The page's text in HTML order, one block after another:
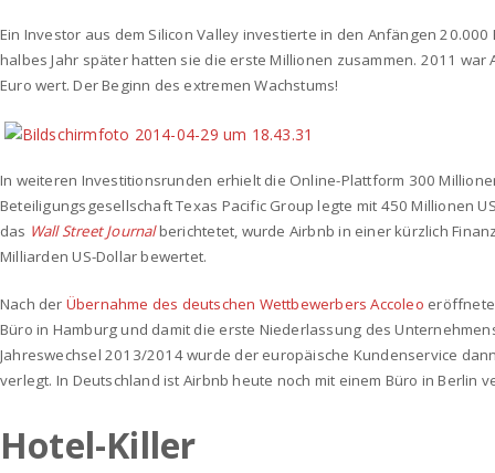
Ein Investor aus dem Silicon Valley investierte in den Anfängen 20.000
halbes Jahr später hatten sie die erste Millionen zusammen. 2011 war
Euro wert. Der Beginn des extremen Wachstums!
In weiteren Investitionsrunden erhielt die Online-Plattform 300
Beteiligungsgesellschaft Texas Pacific Group legte mit 450 Millionen
das Wall Street Journalberichtetet, wurde Airbnb in einer kürzlich
Milliarden US-Dollar bewertet.
Nach der Übernahme des deutschen Wettbewerbers Accoleo eröffnete
Büro in Hamburg und damit die erste Niederlassung des
Jahreswechsel 2013/2014 wurde der europäische Kundenservice
verlegt. In Deutschland ist Airbnb heute noch mit einem Büro in Berlin
Hotel-Killer